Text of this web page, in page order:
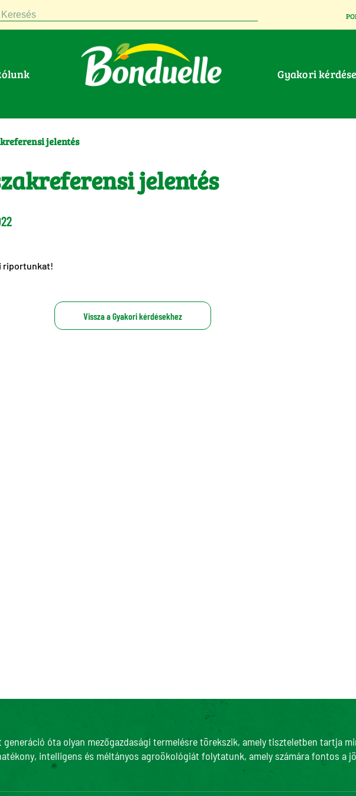
Keresés
Rólunk Gyakori
jelentés
jelentés
riportunkat!
Vissza a Gyakori kérdésekhez
generáció óta olyan mezőgazdasági termelésre törekszik, amely tiszteletben tartja
intelligens és méltányos agroökológiát folytatunk, amely számára fontos a